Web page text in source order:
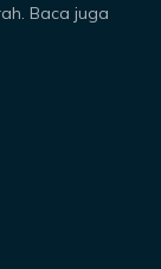
Baca juga